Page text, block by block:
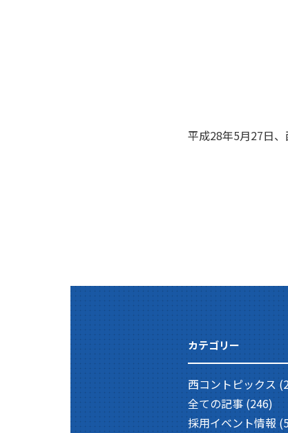
平成28年5月27日
カテゴリー
西コントピックス
全ての記事(246)
採用イベント情報